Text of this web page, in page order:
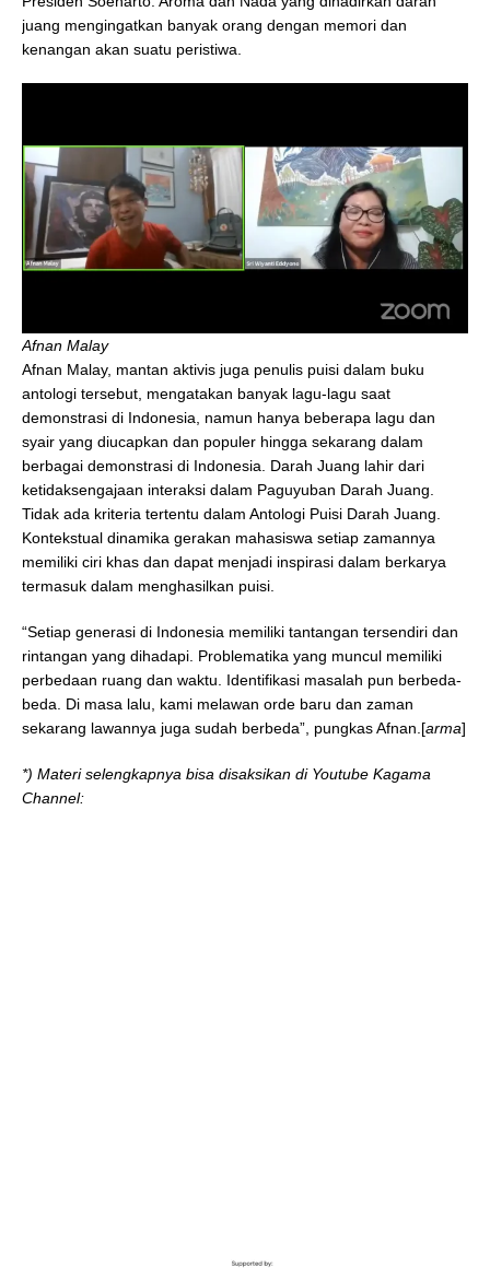
juang mengingatkan banyak orang dengan memori dan
kenangan akan suatu peristiwa.
Afnan Malay
Afnan Malay, mantan aktivis juga penulis puisi dalam buku
antologi tersebut, mengatakan banyak lagu-lagu saat
demonstrasi di Indonesia, namun hanya beberapa lagu dan
syair yang diucapkan dan populer hingga sekarang dalam
berbagai demonstrasi di Indonesia. Darah Juang lahir dari
ketidaksengajaan interaksi dalam Paguyuban Darah Juang.
Tidak ada kriteria tertentu dalam Antologi Puisi Darah Juang.
Kontekstual dinamika gerakan mahasiswa setiap zamannya
memiliki ciri khas dan dapat menjadi inspirasi dalam berkarya
termasuk dalam menghasilkan puisi.
“Setiap generasi di Indonesia memiliki tantangan tersendiri dan
rintangan yang dihadapi. Problematika yang muncul memiliki
perbedaan ruang dan waktu. Identifikasi masalah pun berbeda-
beda. Di masa lalu, kami melawan orde baru dan zaman
sekarang lawannya juga sudah berbeda”, pungkas Afnan.[arma]
*) Materi selengkapnya bisa disaksikan di Youtube Kagama
Channel: